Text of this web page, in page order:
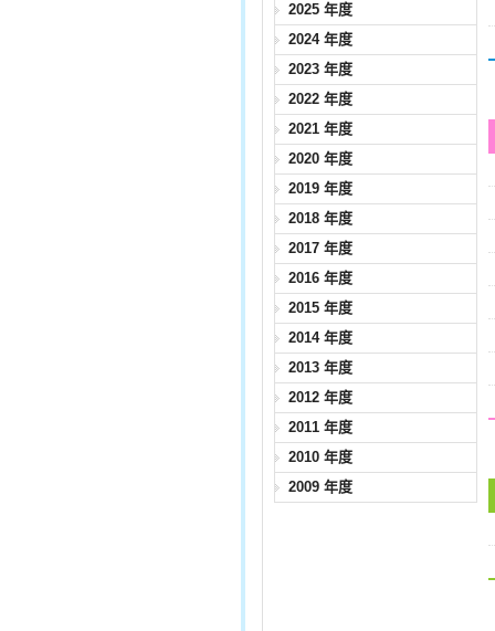
2025 年度
2024 年度
2023 年度
2022 年度
2021 年度
2020 年度
2019 年度
2018 年度
2017 年度
2016 年度
2015 年度
2014 年度
2013 年度
2012 年度
2011 年度
2010 年度
2009 年度